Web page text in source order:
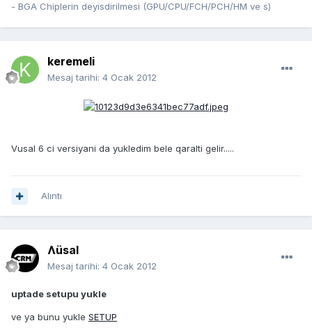
- BGA Chiplerin deyisdirilmesi (GPU/CPU/FCH/PCH/HM ve s)
keremeli
Mesaj tarihi: 4 Ocak 2012
Vusal 6 ci versiyani da yukledim bele qaralti gelir.....
Alıntı
Ʌüsal
Mesaj tarihi: 4 Ocak 2012
uptade setupu yukle
ve ya bunu yukle SETUP